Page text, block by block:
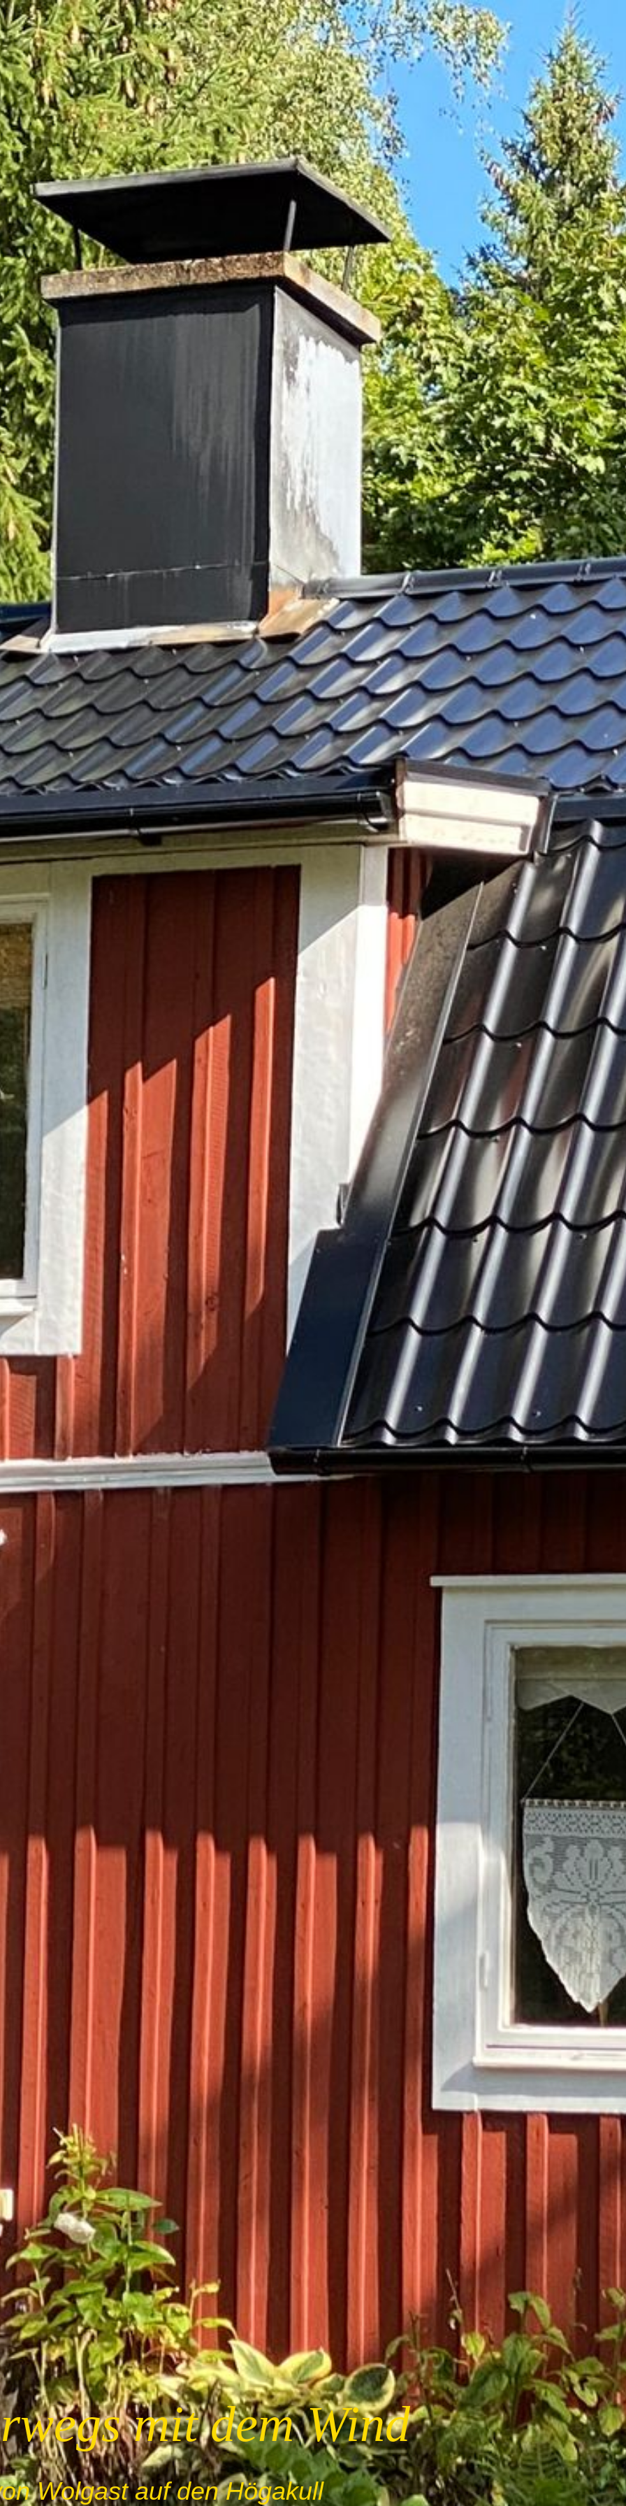
mit dem Wind
Wolgast auf den Högakull